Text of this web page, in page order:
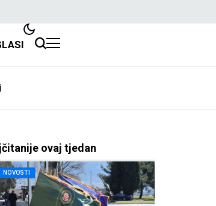
ovaj tjedan
NOVOSTI